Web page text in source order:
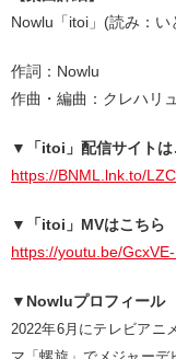
Nowlu「itoi」(読み：い
作詞：Nowlu
作曲・編曲：クレハリ
▼「itoi」配信サイトは
https://BNML.lnk.to/
▼「itoi」MVはこちら
https://youtu.be/
▼Nowluプロフィール
2022年6月にテレビアニ
マ「螺旋」でメジャー